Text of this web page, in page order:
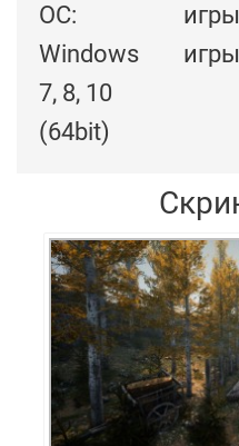
ОС:
Windows
7, 8, 10
(64bit)
игры